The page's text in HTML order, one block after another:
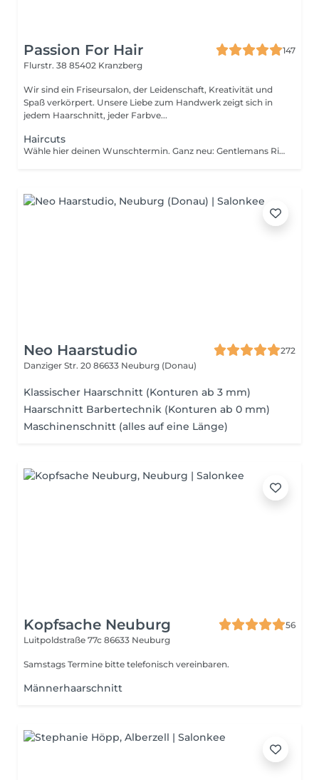
Passion For Hair
147
Flurstr. 38 85402 Kranzberg
Wir sind ein Friseursalon, der Leidenschaft, Kreativität und
Spaß verkörpert. Unsere Liebe zum Handwerk zeigt sich in
jedem Haarschnitt, jeder Farbve...
Haircuts
Wähle hier deinen Wunschtermin. Ganz neu: Gentlemans Ritual: Haarschnitt inkl. Bartpflege und Styling Beard Sculpt: Bart in Form gebracht und perfekt definiert The Blend: sanfte Grauabdeckung in nur 10 Min.
Neo Haarstudio
272
Danziger Str. 20 86633 Neuburg (Donau)
Klassischer Haarschnitt (Konturen ab 3 mm)
Haarschnitt Barbertechnik (Konturen ab 0 mm)
Maschinenschnitt (alles auf eine Länge)
Kopfsache Neuburg
56
Luitpoldstraße 77c 86633 Neuburg
Samstags Termine bitte telefonisch vereinbaren.
Männerhaarschnitt